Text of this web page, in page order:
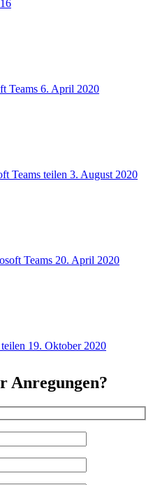
Teams 6. April 2020
Teams teilen 3. August 2020
Teams 20. April 2020
19. Oktober 2020
Anregungen?